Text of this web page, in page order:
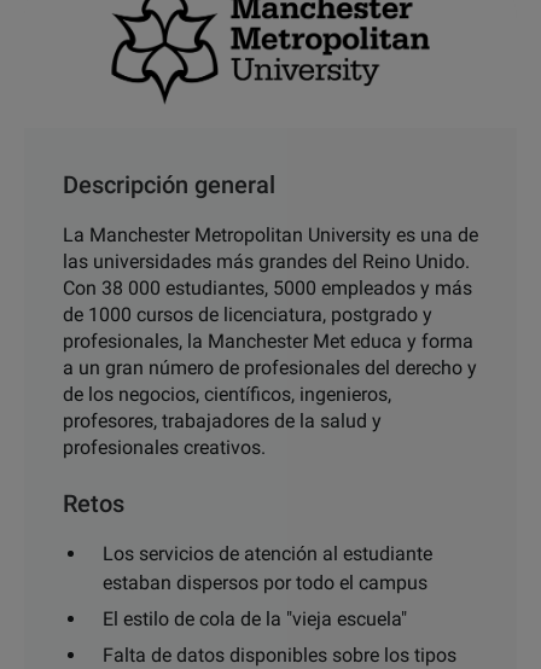
Descripción general
La Manchester Metropolitan University es una de
las universidades más grandes del Reino Unido.
Con 38 000 estudiantes, 5000 empleados y más
de 1000 cursos de licenciatura, postgrado y
profesionales, la Manchester Met educa y forma
a un gran número de profesionales del derecho y
de los negocios, científicos, ingenieros,
profesores, trabajadores de la salud y
profesionales creativos.
Retos
Los servicios de atención al estudiante
estaban dispersos por todo el campus
El estilo de cola de la "vieja escuela"
Falta de datos disponibles sobre los tipos